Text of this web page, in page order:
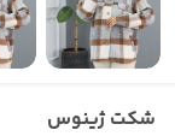
شکت ژینوس